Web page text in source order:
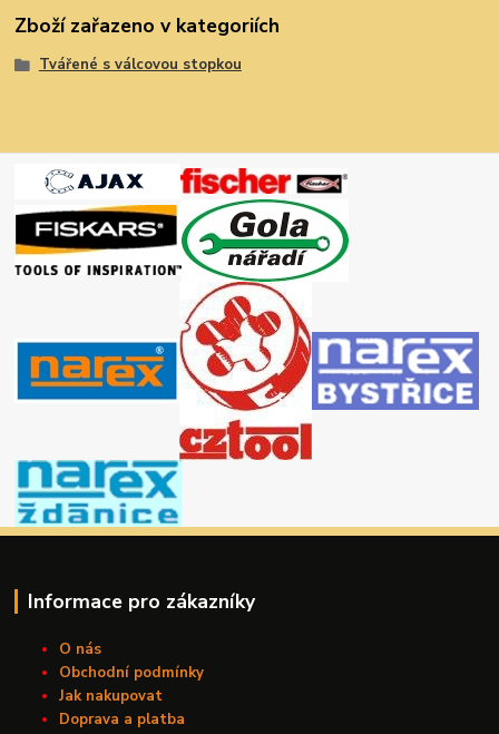
Zboží zařazeno v kategoriích
Tvářené s válcovou stopkou
Informace pro zákazníky
O nás
Obchodní podmínky
Jak nakupovat
Doprava a platba